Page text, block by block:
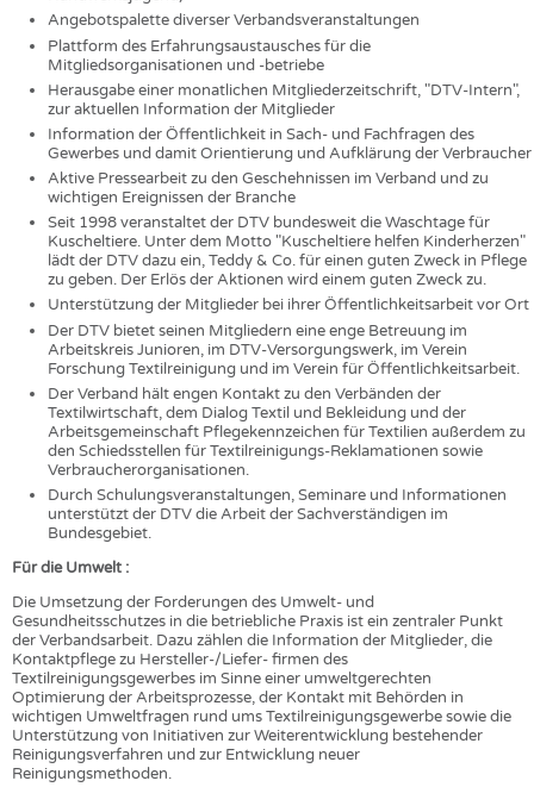
DAUNENCHECK
ADRESSEN & LINKS
LABELS
PUBLIKATIONEN
BRANCHENTERMINE
Angebotspalette diverser Verbandsveranstaltungen
Plattform des Erfahrungsaustausches für die
Mitgliedsorganisationen und -betriebe
Herausgabe einer monatlichen Mitgliederzeitschrift, "DTV-Intern",
zur aktuellen Information der Mitglieder
Information der Öffentlichkeit in Sach- und Fachfragen des
Gewerbes und damit Orientierung und Aufklärung der Verbraucher
Aktive Pressearbeit zu den Geschehnissen im Verband und zu
wichtigen Ereignissen der Branche
Seit 1998 veranstaltet der DTV bundesweit die Waschtage für
Kuscheltiere. Unter dem Motto "Kuscheltiere helfen Kinderherzen"
lädt der DTV dazu ein, Teddy & Co. für einen guten Zweck in Pflege
zu geben. Der Erlös der Aktionen wird einem guten Zweck zu.
Unterstützung der Mitglieder bei ihrer Öffentlichkeitsarbeit vor Ort
Der DTV bietet seinen Mitgliedern eine enge Betreuung im
Arbeitskreis Junioren, im DTV-Versorgungswerk, im Verein
Forschung Textilreinigung und im Verein für Öffentlichkeitsarbeit.
Der Verband hält engen Kontakt zu den Verbänden der
Textilwirtschaft, dem Dialog Textil und Bekleidung und der
Arbeitsgemeinschaft Pflegekennzeichen für Textilien außerdem zu
den Schiedsstellen für Textilreinigungs-Reklamationen sowie
Verbraucherorganisationen.
Durch Schulungsveranstaltungen, Seminare und Informationen
unterstützt der DTV die Arbeit der Sachverständigen im
Bundesgebiet.
Für die Umwelt :
Die Umsetzung der Forderungen des Umwelt- und
Gesundheitsschutzes in die betriebliche Praxis ist ein zentraler Punkt
der Verbandsarbeit. Dazu zählen die Information der Mitglieder, die
Kontaktpflege zu Hersteller-/Liefer- firmen des
Textilreinigungsgewerbes im Sinne einer umweltgerechten
Optimierung der Arbeitsprozesse, der Kontakt mit Behörden in
wichtigen Umweltfragen rund ums Textilreinigungsgewerbe sowie die
Unterstützung von Initiativen zur Weiterentwicklung bestehender
Reinigungsverfahren und zur Entwicklung neuer
Reinigungsmethoden.